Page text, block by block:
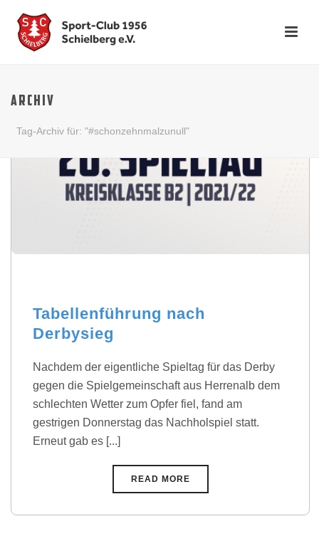
ARCHIV
Tag-Archiv für: "#schonzehnmalzunull"
Tabellenführung nach
Derbysieg
Nachdem der eigentliche Spieltag für das Derby
gegen die Spielgemeinschaft aus Herrenalb dem
schlechten Wetter zum Opfer fiel, fand am
gestrigen Donnerstag das Nachholspiel statt.
Erneut gab es [...]
READ MORE